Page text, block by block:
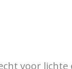
voor